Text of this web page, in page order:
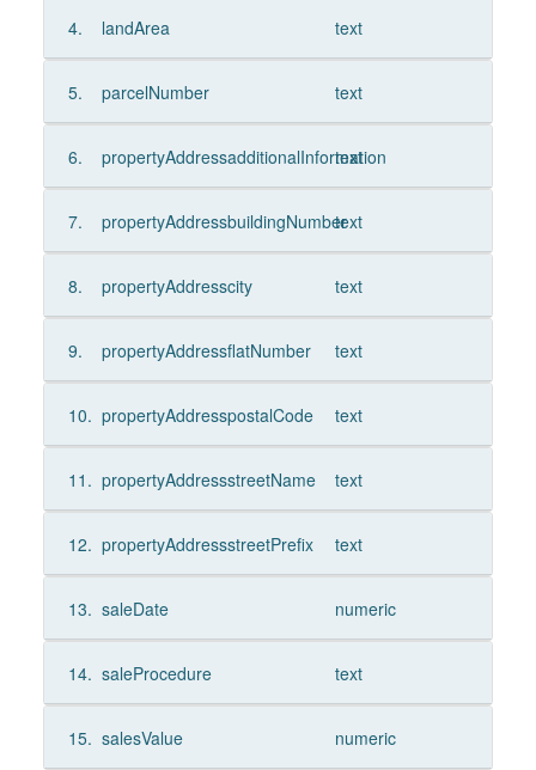
4. landArea text
5. parcelNumber text
6. propertyAddressadditionalInformation
text
7. propertyAddressbuildingNumbertext
8. propertyAddresscity text
9. propertyAddressflatNumber text
10. propertyAddresspostalCode text
11. propertyAddressstreetName text
12. propertyAddressstreetPrefix text
13. saleDate numeric
14. saleProcedure text
15. salesValue numeric